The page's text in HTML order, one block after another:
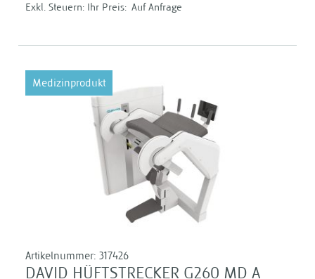
Ihr Preis: Auf Anfrage
Medizinprodukt
Artikelnummer: 317426
DAVID HÜFTSTRECKER G260 MD A